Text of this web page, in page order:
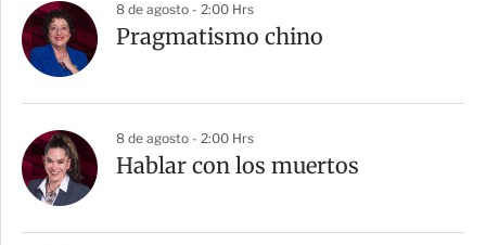
8 de agosto - 2:00 Hrs
Pragmatismo chino
8 de agosto - 2:00 Hrs
Hablar con los muertos